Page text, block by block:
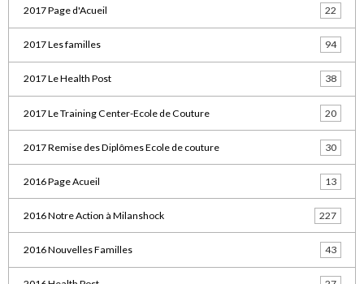
2017 Page d'Acueil 22
2017 Les familles 94
2017 Le Health Post 38
2017 Le Training Center-Ecole de Couture 20
2017 Remise des Diplômes Ecole de couture 30
2016 Page Acueil 13
2016 Notre Action à Milanshock 227
2016 Nouvelles Familles 43